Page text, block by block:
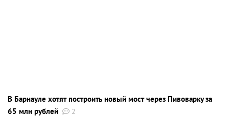
В Барнауле хотят построить новый мост через Пивоварку за
65 млн рублей
2